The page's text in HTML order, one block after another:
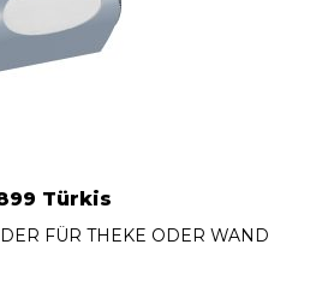
Türkis
FÜR THEKE ODER WAND